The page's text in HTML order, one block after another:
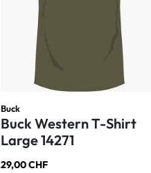
Buck
Buck Western T-Shirt
Large 14271
29,00 CHF